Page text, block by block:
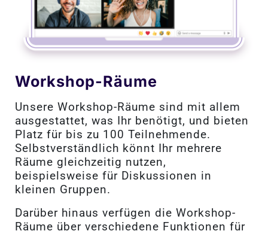
Workshop-Räume
Unsere Workshop-Räume sind mit allem
ausgestattet, was Ihr benötigt, und bieten
Platz für bis zu 100 Teilnehmende.
Selbstverständlich könnt Ihr mehrere
Räume gleichzeitig nutzen,
beispielsweise für Diskussionen in
kleinen Gruppen.
Darüber hinaus verfügen die Workshop-
Räume über verschiedene Funktionen für